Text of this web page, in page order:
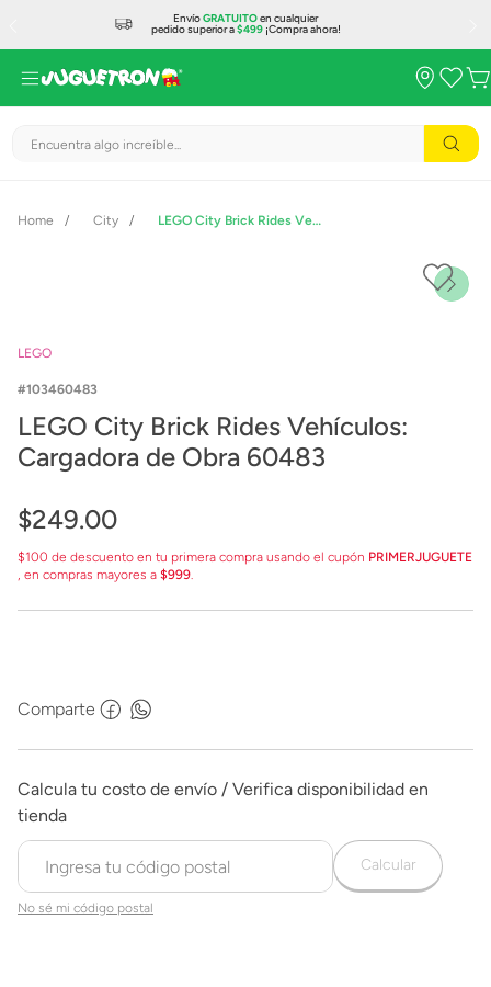
EnvíoGRATUITOen cualquier
pedido superior a$499¡Compra ahora!
Encuentra algo increíble...
City LEGO City Brick Rides Vehículos: Cargadora de Obra 60483
LEGO
103460483
LEGO City Brick Rides Vehículos:
Cargadora de Obra 60483
$249.00
$100 de descuento en tu primera compra usando el cupón PRIMERJUGUETE
, en compras mayores a $999.
Comparte
No sé mi código postal
Calcular